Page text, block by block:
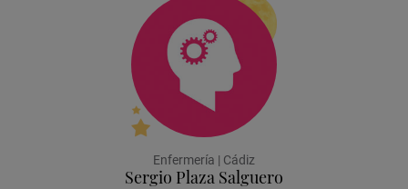
Enfermería | Cádiz
Sergio Plaza Salguero